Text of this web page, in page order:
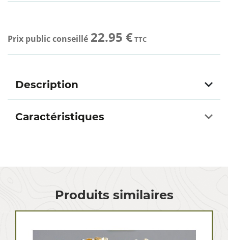
Prix public conseillé 22.95 €TTC
Description
Caractéristiques
Produits similaires